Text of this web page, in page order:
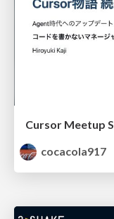
Cursor Meetup
cocacola917